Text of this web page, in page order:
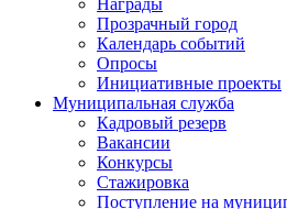
Награды
Прозрачный город
Календарь событий
Опросы
Инициативные проекты
Муниципальная служба
Кадровый резерв
Вакансии
Конкурсы
Стажировка
Поступление на